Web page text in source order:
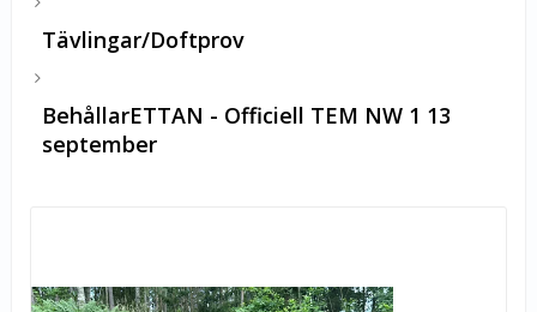
Tävlingar/Doftprov
BehållarETTAN - Officiell TEM NW 1 13
september